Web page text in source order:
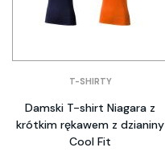
T-SHIRTY
Damski T-shirt Niagara z
krótkim rękawem z dzianiny
Cool Fit